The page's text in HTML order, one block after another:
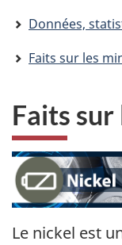
Données,
Faits sur les
Faits sur
Le nickel est